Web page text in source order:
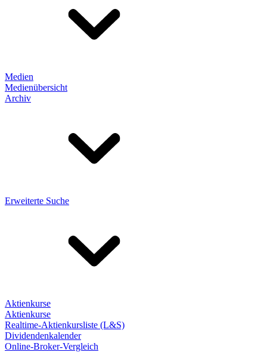
Medien
Medienübersicht
Archiv
Erweiterte Suche
Aktienkurse
Aktienkurse
Realtime-Aktienkursliste (L&S)
Dividendenkalender
Online-Broker-Vergleich